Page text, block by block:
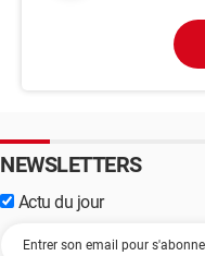
NEWSLETTERS
Actu du jour